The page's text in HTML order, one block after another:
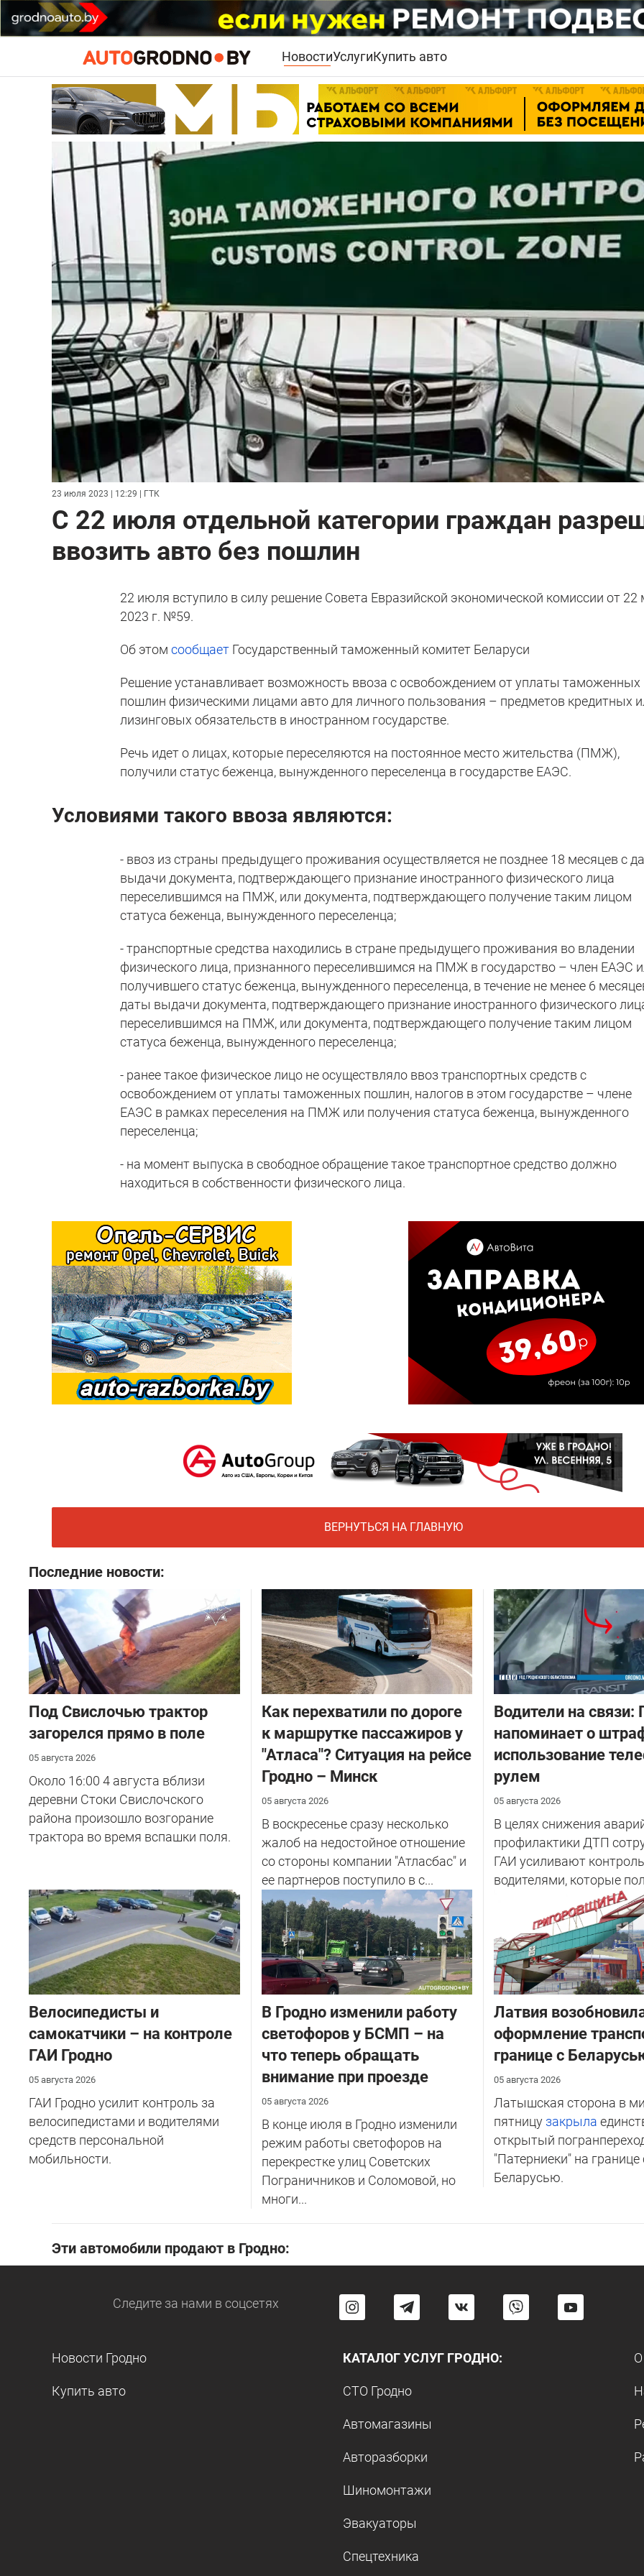
НовостиУслугиКупить авто
23 июля 2023 | 12:29 | ГТК
С 22 июля отдельной категории граждан
ввозить авто без пошлин
22 июля вступило в силу решение Совета Евразийской экономической комиссии от 22
2023 г. №59.
Об этомсообщает Государственный таможенный комитет Беларуси
Решение устанавливает возможность ввоза с освобождением от уплаты таможенных
пошлин физическими лицами авто для личного пользования – предметов кредитных
лизинговых обязательств в иностранном государстве.
Речь идет о лицах, которые переселяются на постоянное место жительства (ПМЖ),
получили статус беженца, вынужденного переселенца в государстве ЕАЭС.
Условиями такого ввоза являются:
- ввоз из страны предыдущего проживания осуществляется не позднее 18 месяцев с
выдачи документа, подтверждающего признание иностранного физического лица
переселившимся на ПМЖ, или документа, подтверждающего получение таким лицом
статуса беженца, вынужденного переселенца;
- транспортные средства находились в стране предыдущего проживания во владении
физического лица, признанного переселившимся на ПМЖ в государство – член ЕАЭС
получившего статус беженца, вынужденного переселенца, в течение не менее 6
даты выдачи документа, подтверждающего признание иностранного физического
переселившимся на ПМЖ, или документа, подтверждающего получение таким лицом
статуса беженца, вынужденного переселенца;
- ранее такое физическое лицо не осуществляло ввоз транспортных средств с
освобождением от уплаты таможенных пошлин, налогов в этом государстве – члене
ЕАЭС в рамках переселения на ПМЖ или получения статуса беженца, вынужденного
переселенца;
- на момент выпуска в свободное обращение такое транспортное средство должно
находиться в собственности физического лица.
ВЕРНУТЬСЯ НА ГЛАВНУЮ
Последние новости:
Под Свислочью трактор
загорелся прямо в поле
05 августа 2026
Около 16:00 4 августа вблизи
деревни Стоки Свислочского
района произошло возгорание
трактора во время вспашки поля.
Как перехватили по дороге
к маршрутке пассажиров у
"Атласа"? Ситуация на рейсе
Гродно – Минск
05 августа 2026
В воскресенье сразу несколько
жалоб на недостойное отношение
со стороны компании "Атласбас" и
ее партнеров поступило в с...
Водители на связи:
напоминает о
использование
рулем
05 августа 2026
В целях снижения
профилактики ДТП
ГАИ усиливают
водителями, которые
Велосипедисты и
самокатчики – на контроле
ГАИ Гродно
05 августа 2026
ГАИ Гродно усилит контроль за
велосипедистами и водителями
средств персональной
мобильности.
В Гродно изменили работу
светофоров у БСМП – на
что теперь обращать
внимание при проезде
05 августа 2026
В конце июля в Гродно изменили
режим работы светофоров на
перекрестке улиц Советских
Пограничников и Соломовой, но
многи...
Латвия
оформление
границе с
05 августа 2026
Латышская сторона в
пятницу закрыла
открытый
"Патерниеки" на границе
Беларусью.
Эти автомобили продают в Гродно:
Следите за нами в соцсетях
Новости Гродно
Купить авто
КАТАЛОГ УСЛУГ ГРОДНО:
СТО Гродно
Автомагазины
Авторазборки
Шиномонтажи
Эвакуаторы
Спецтехника